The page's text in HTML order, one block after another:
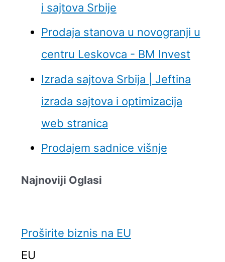
i sajtova Srbije
Prodaja stanova u novogranji u
centru Leskovca - BM Invest
Izrada sajtova Srbija | Jeftina
izrada sajtova i optimizacija
web stranica
Prodajem sadnice višnje
Najnoviji Oglasi
Proširite biznis na EU
EU